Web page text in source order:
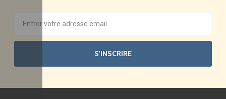
S'INSCRIRE